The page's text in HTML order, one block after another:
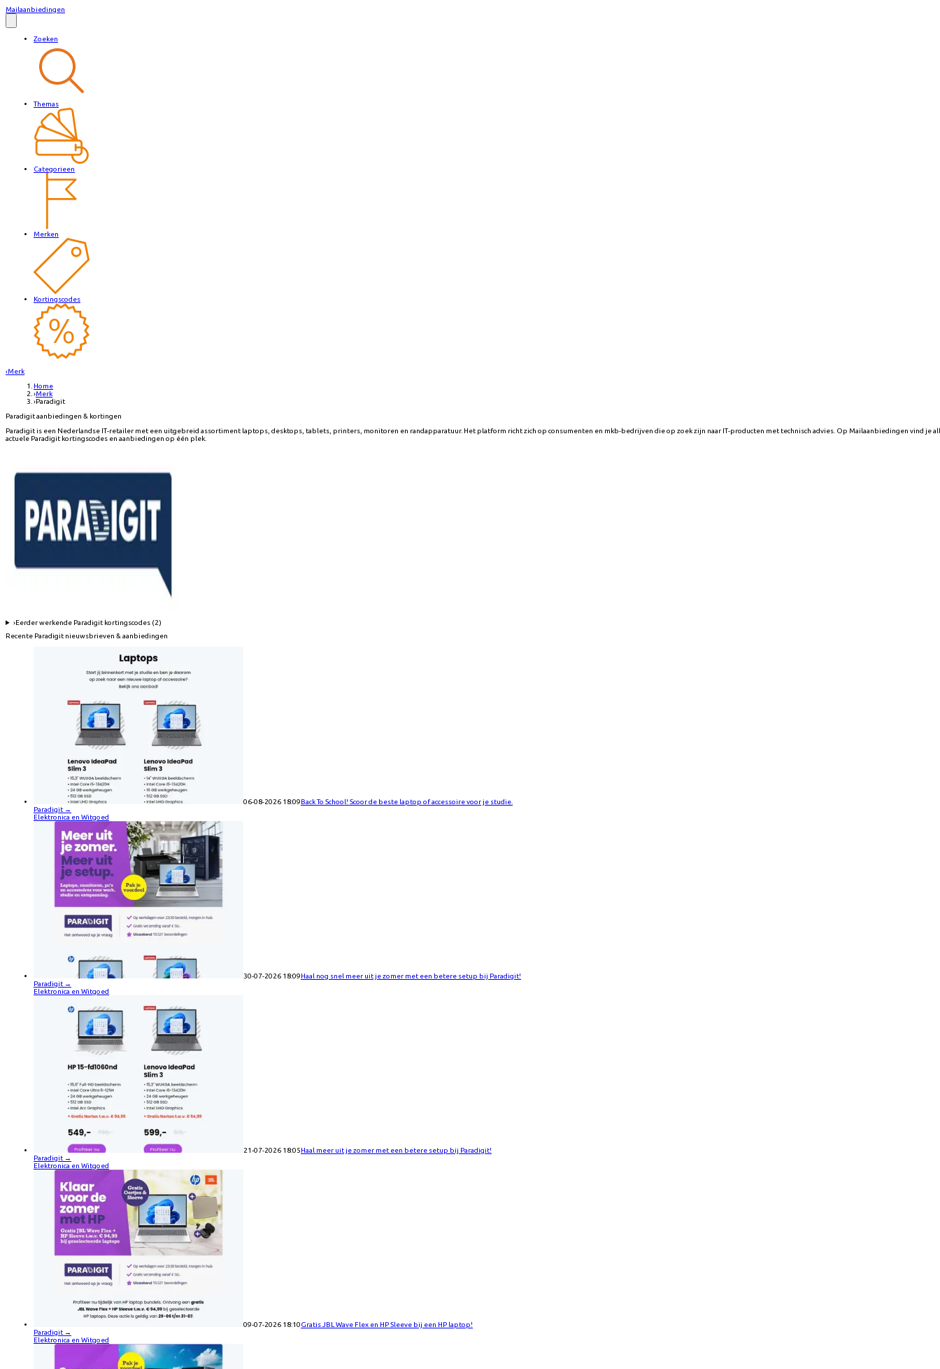
Mailaanbiedingen
Zoeken
Themas
Categorieen
Merken
Kortingscodes
‹Merk
Home
›Merk
›Paradigit
Paradigit aanbiedingen & kortingen
Paradigit is een Nederlandse IT-retailer met een uitgebreid assortiment laptops, desktops, tablets, printers, monitoren en randapparatuur. Het platform richt zich op consumenten en mkb-bedrijven die op zoek zijn naar IT-producten met technisch advies. Op Mailaanbiedingen vind je
actuele Paradigit kortingscodes en aanbiedingen op één plek.
›Eerder werkende Paradigitkortingscodes (2)
Recente Paradigit nieuwsbrieven & aanbiedingen
06-08-2026 18:09Back To School! Scoor de beste laptop of accessoire voor je studie.
Paradigit →
Elektronica en Witgoed
30-07-2026 18:09Haal nog snel meer uit je zomer met een betere setup bij Paradigit!
Paradigit →
Elektronica en Witgoed
21-07-2026 18:05Haal meer uit je zomer met een betere setup bij Paradigit!
Paradigit →
Elektronica en Witgoed
09-07-2026 18:10Gratis JBL Wave Flex en HP Sleeve bij een HP laptop!
Paradigit →
Elektronica en Witgoed